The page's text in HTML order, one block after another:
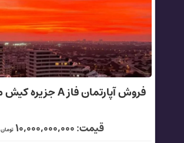
فروش آپارتمان فاز A جزیره کیش محمد آزاد
قیمت: ۱۰,۰۰۰,۰۰۰,۰۰۰ تومان